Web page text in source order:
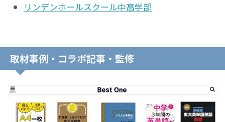
リンデンホールスクール中高学部
取材事例・コラボ記事・監修